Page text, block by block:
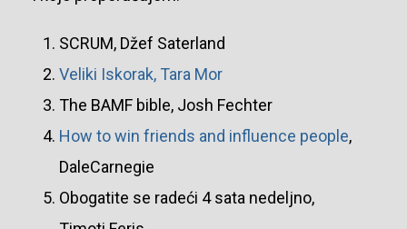
SCRUM, Džef Saterland
Veliki Iskorak, Tara Mor
The BAMF bible, Josh Fechter
How to win friends and influence people,
DaleCarnegie
Obogatite se radeći 4 sata nedeljno,